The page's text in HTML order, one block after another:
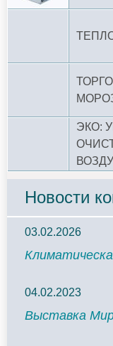
ЭКО:
Новости
03.02.2026
04.02.2023
Выставка